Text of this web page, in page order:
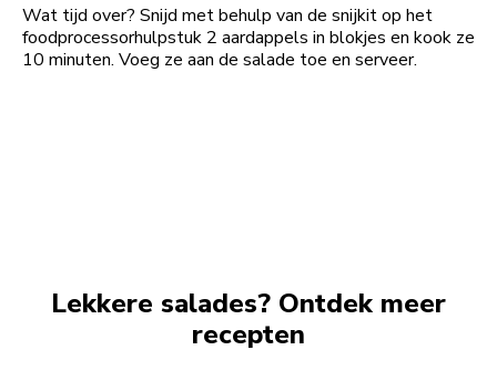
Wat tijd over? Snijd met behulp van de snijkit op het
foodprocessorhulpstuk 2 aardappels in blokjes en kook ze
10 minuten. Voeg ze aan de salade toe en serveer.
Lekkere salades? Ontdek meer
recepten